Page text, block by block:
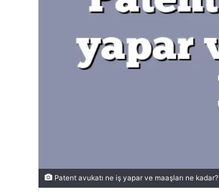
Patent avukatı ne iş yapar ve maaşları ne kadar?